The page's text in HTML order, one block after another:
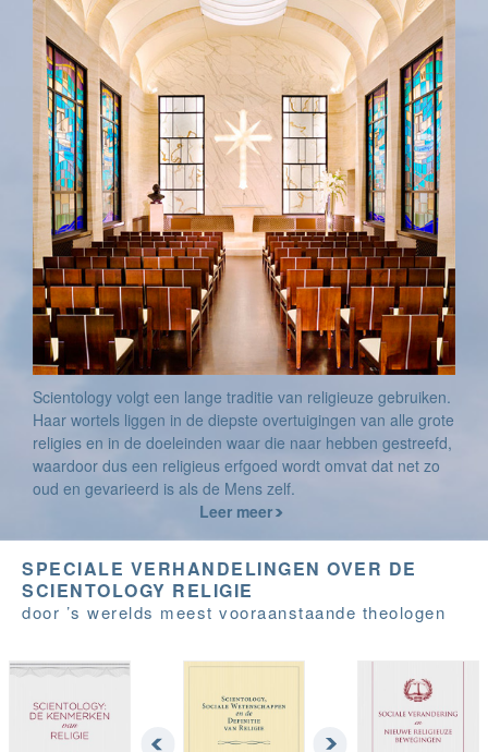
Scientology volgt een lange traditie van religieuze gebruiken.
Haar wortels liggen in de diepste overtuigingen van alle grote
religies en in de doeleinden waar die naar hebben gestreefd,
waardoor dus een religieus erfgoed wordt omvat dat net zo
oud en gevarieerd is als de Mens zelf.
Leer meer
SPECIALE VERHANDELINGEN OVER DE
SCIENTOLOGY RELIGIE
door ’s werelds meest vooraanstaande theologen